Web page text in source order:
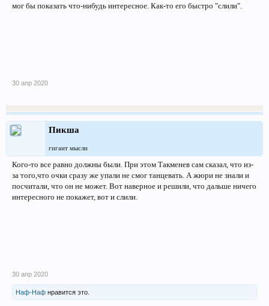
мог бы показать что-нибудь интересное. Как-то его быстро "слили".
30 апр 2020
Пикша
гигант мысли
Кого-то все равно должны были. При этом Такменев сам сказал, что из-
за того,что очки сразу же упали не смог танцевать. А жюри не знали и
посчитали, что он не может. Вот наверное и решили, что дальше ничего
интересного не покажет, вот и слили.
30 апр 2020
Наф-Наф нравится это.